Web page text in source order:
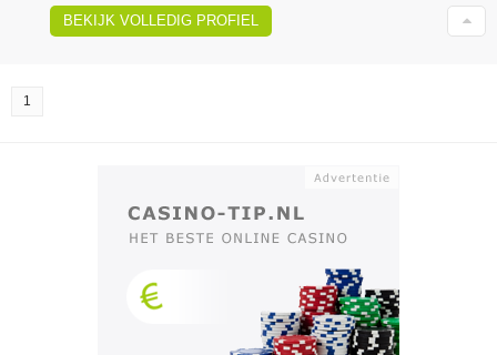
BEKIJK VOLLEDIG PROFIEL
1